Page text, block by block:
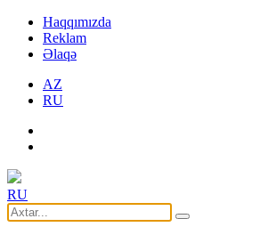
Haqqımızda
Reklam
Əlaqə
AZ
RU
RU